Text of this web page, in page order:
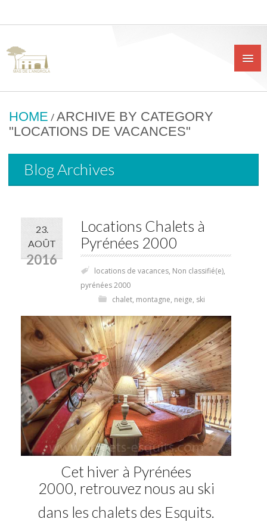
HOME /ARCHIVE BY CATEGORY
"LOCATIONS DE VACANCES"
Blog Archives
23.
AOÛT
2016
Locations Chalets à
Pyrénées 2000
locations de vacances, Non classifié(e),
pyrénées 2000
chalet, montagne, neige, ski
Cet hiver à Pyrénées
2000, retrouvez nous au ski
dans les chalets des Esquits.